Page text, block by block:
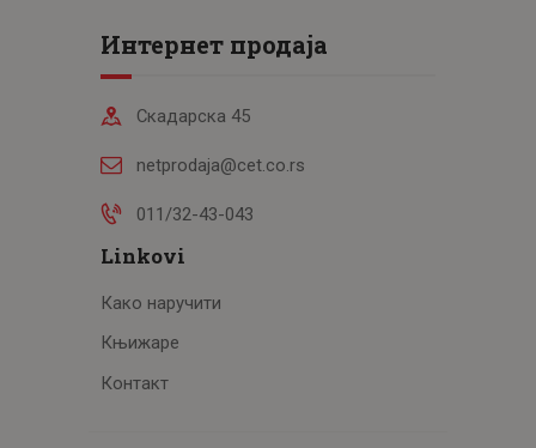
Интернет продаја
Скадарска 45
netprodaja@cet.co.rs
011/32-43-043
Linkovi
Како наручити
Књижаре
Контакт